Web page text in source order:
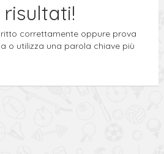
correttamente oppure prova
o utilizza una parola chiave più